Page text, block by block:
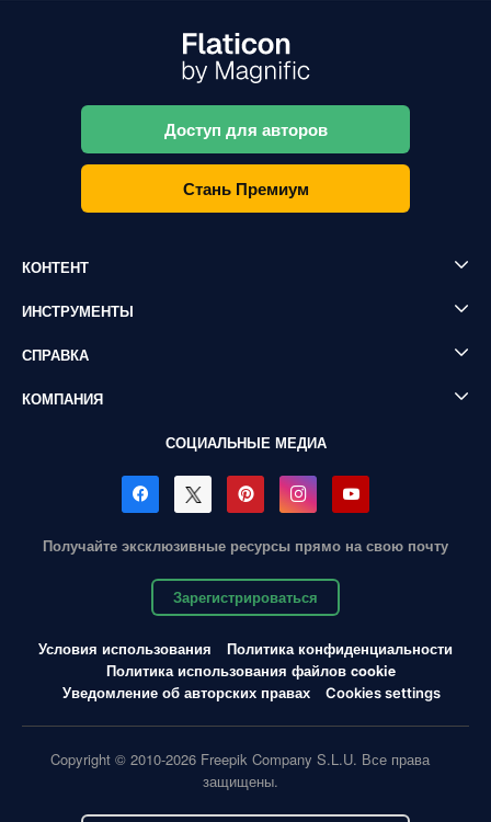
Доступ для авторов
Стань Премиум
КОНТЕНТ
ИНСТРУМЕНТЫ
СПРАВКА
КОМПАНИЯ
СОЦИАЛЬНЫЕ МЕДИА
Получайте эксклюзивные ресурсы прямо на свою почту
Зарегистрироваться
Условия использования
Политика конфиденциальности
Политика использования файлов cookie
Уведомление об авторских правах
Cookies settings
Copyright © 2010-2026 Freepik Company S.L.U. Все права
защищены.